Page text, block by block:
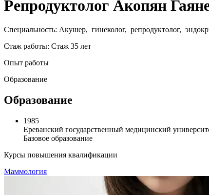
Репродуктолог Акопян
Специальность: Акушер, гинеколог, репродуктолог,
Стаж работы: Стаж 35 лет
Опыт работы
Образование
Образование
1985
Ереванский государственный медицинский
Базовое образование
Курсы повышения квалификации
Маммология